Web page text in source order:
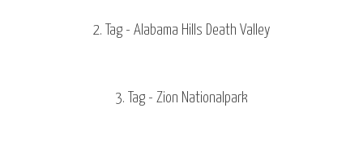
2. Tag - Alabama Hills Death Valley
3. Tag - Zion Nationalpark